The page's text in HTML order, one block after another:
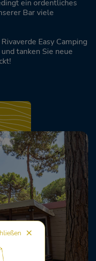
ein ordentliches
Bar viele
Easy Camping
tanken Sie neue